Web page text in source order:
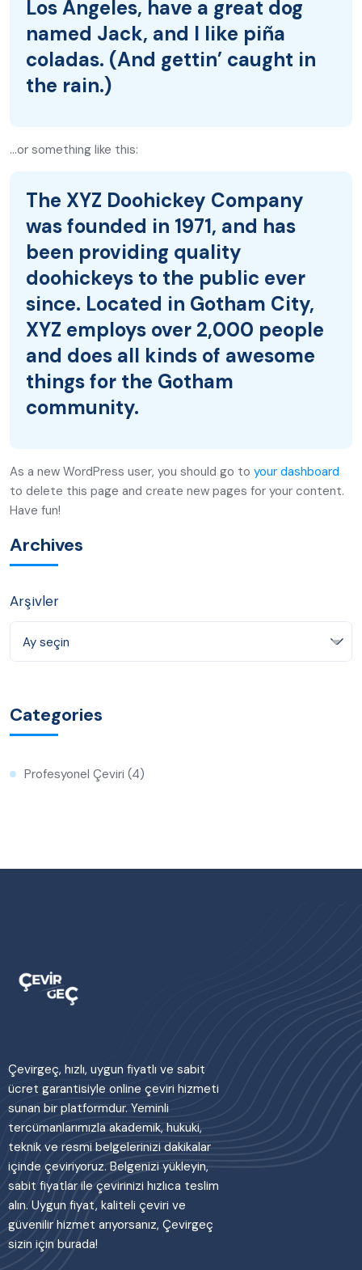
Los Angeles, have a great dog
named Jack, and I like piña
coladas. (And gettin’ caught in
the rain.)
…or something like this:
The XYZ Doohickey Company
was founded in 1971, and has
been providing quality
doohickeys to the public ever
since. Located in Gotham City,
XYZ employs over 2,000 people
and does all kinds of awesome
things for the Gotham
community.
As a new WordPress user, you should go to your dashboard
to delete this page and create new pages for your content.
Have fun!
Archives
Arşivler
Ay seçin
Categories
Profesyonel Çeviri (4)
Çevirgeç, hızlı, uygun fiyatlı ve sabit
ücret garantisiyle online çeviri hizmeti
sunan bir platformdur. Yeminli
tercümanlarımızla akademik, hukuki,
teknik ve resmi belgelerinizi dakikalar
içinde çeviriyoruz. Belgenizi yükleyin,
sabit fiyatlar ile çevirinizi hızlıca teslim
alın. Uygun fiyat, kaliteli çeviri ve
güvenilir hizmet arıyorsanız, Çevirgeç
sizin için burada!